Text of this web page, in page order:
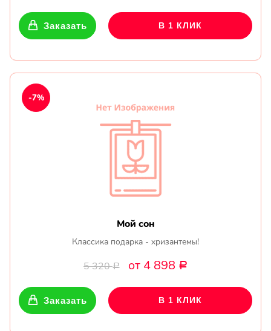
Заказать В 1 КЛИК
Мой сон
Классика подарка - хризантемы!
5 320Р от 4 898 Р
-7%
Заказать В 1 КЛИК